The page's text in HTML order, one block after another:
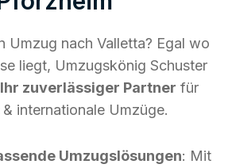
Umzug nach Valletta? Egal wo
liegt, Umzugskönig Schuster
Ihr zuverlässiger Partner für
internationale Umzüge.
Umzugslösungen: Mit